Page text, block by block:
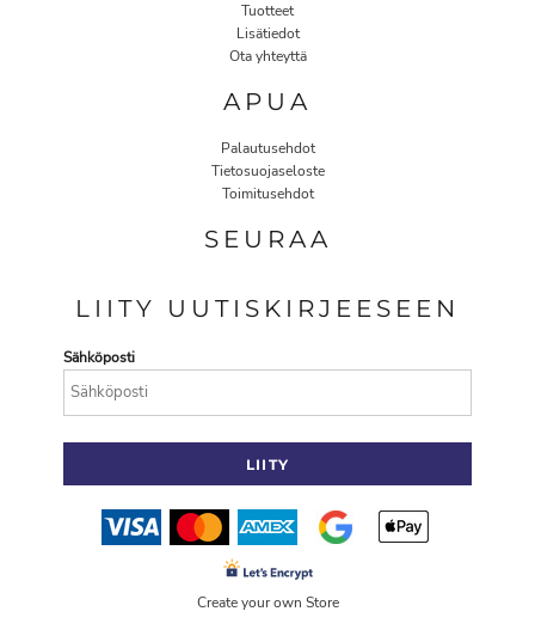
Tuotteet
Lisätiedot
Ota yhteyttä
APUA
Palautusehdot
Tietosuojaseloste
Toimitusehdot
SEURAA
LIITY UUTISKIRJEESEEN
Sähköposti
LIITY
Create your own Store